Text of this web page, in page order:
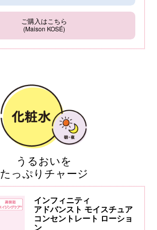
ご購入はこちら
(Maison KOSÉ)
うるおいを
たっぷりチャージ
インフィニティ
アドバンスト モイスチュア
コンセントレート ローショ
ン